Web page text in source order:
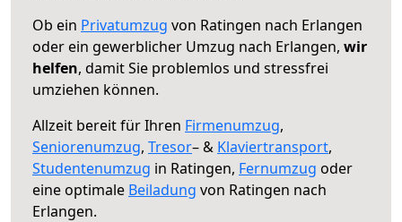
Ob ein Privatumzug von Ratingen nach Erlangen
oder ein gewerblicher Umzug nach Erlangen, wir
helfen, damit Sie problemlos und stressfrei
umziehen können.
Allzeit bereit für Ihren Firmenumzug,
Seniorenumzug, Tresor– & Klaviertransport,
Studentenumzug in Ratingen, Fernumzug oder
eine optimale Beiladung von Ratingen nach
Erlangen.